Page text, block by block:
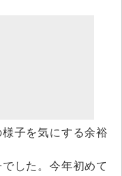
子を気にする余裕
した。今年初めて